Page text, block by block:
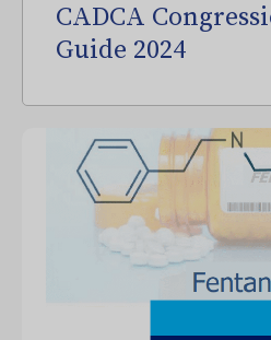
CADCA
Guide 2024